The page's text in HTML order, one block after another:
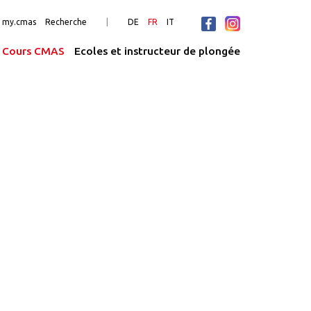
my.cmas Recherche DE FR IT
Cours CMAS Ecoles et instructeur de plongée